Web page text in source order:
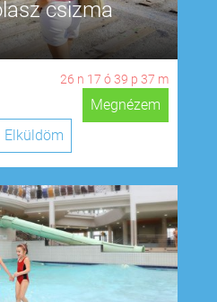
csizma
26 n 17 ó39 p 37 m
Megnézem
Elküldöm